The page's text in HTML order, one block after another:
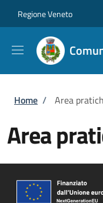
Regione Veneto
Briciole di
Home / Area
Area